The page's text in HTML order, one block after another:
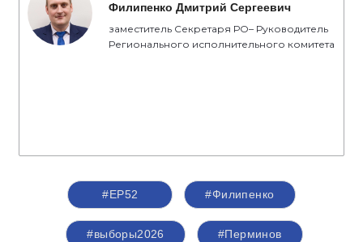
Филипенко Дмитрий Сергеевич
заместитель Секретаря РО– Руководитель
Регионального исполнительного комитета
#ЕР52 #Филипенко
#выборы2026 #Перминов